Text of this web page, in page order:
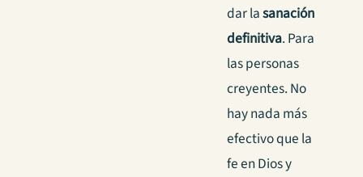
dar lasanación
definitiva. Para
las personas
creyentes. No
hay nada más
efectivo que la
fe en Dios y